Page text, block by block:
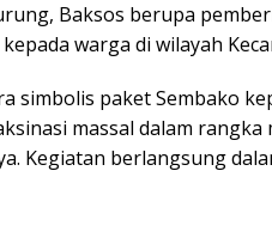
Baksos berupa
warga di wilayah
simbolis paket Sembako
massal dalam
Kegiatan berlangsung